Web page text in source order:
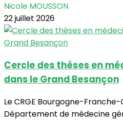
Nicole MOUSSON
22 juillet 2026
Cercle des thèses en
dans le Grand Besançon
Le CRGE Bourgogne-
Département de médecine